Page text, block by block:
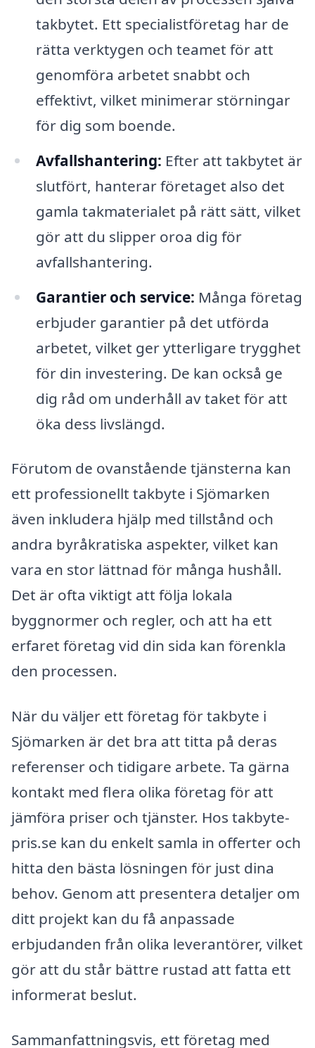
takbytet. Ett specialistföretag har de
rätta verktygen och teamet för att
genomföra arbetet snabbt och
effektivt, vilket minimerar störningar
för dig som boende.
Avfallshantering: Efter att takbytet är
slutfört, hanterar företaget also det
gamla takmaterialet på rätt sätt, vilket
gör att du slipper oroa dig för
avfallshantering.
Garantier och service: Många företag
erbjuder garantier på det utförda
arbetet, vilket ger ytterligare trygghet
för din investering. De kan också ge
dig råd om underhåll av taket för att
öka dess livslängd.
Förutom de ovanstående tjänsterna kan
ett professionellt takbyte i Sjömarken
även inkludera hjälp med tillstånd och
andra byråkratiska aspekter, vilket kan
vara en stor lättnad för många hushåll.
Det är ofta viktigt att följa lokala
byggnormer och regler, och att ha ett
erfaret företag vid din sida kan förenkla
den processen.
När du väljer ett företag för takbyte i
Sjömarken är det bra att titta på deras
referenser och tidigare arbete. Ta gärna
kontakt med flera olika företag för att
jämföra priser och tjänster. Hos takbyte-
pris.se kan du enkelt samla in offerter och
hitta den bästa lösningen för just dina
behov. Genom att presentera detaljer om
ditt projekt kan du få anpassade
erbjudanden från olika leverantörer, vilket
gör att du står bättre rustad att fatta ett
informerat beslut.
Sammanfattningsvis, ett företag med